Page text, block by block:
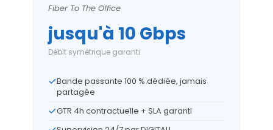
Fiber To The Office
jusqu'à 10 Gbps
Débit symétrique garanti
Bande passante 100 % dédiée, jamais
partagée
GTR 4h contractuelle + SLA garanti